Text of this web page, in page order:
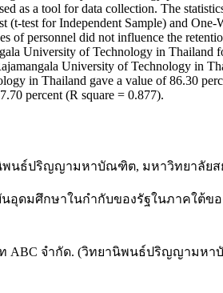
as a tool for data collection. The
test for Independent Sample) and
of personnel did not influence the
University of Technology in Thailand
University of Technology in
in Thailand gave a value of 86.30
percent (R square = 0.877).
พนธ์ปริญญามหาบัณฑิต, มหาวิทยาลัยส
อุดมศึกษาในกำกับของรัฐในภาคใต้
ABC จำกัด. (วิทยานิพนธ์ปริญญามห